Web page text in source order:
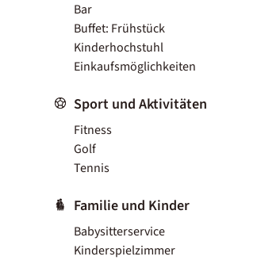
Bar
Buffet: Frühstück
Kinderhochstuhl
Einkaufsmöglichkeiten
Sport und Aktivitäten
Fitness
Golf
Tennis
Familie und Kinder
Babysitterservice
Kinderspielzimmer